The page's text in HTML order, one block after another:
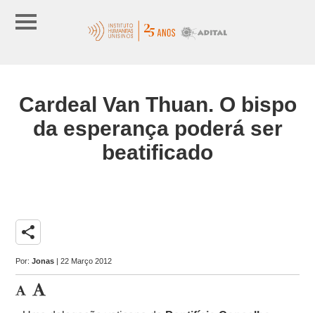
Cardeal Van Thuan. O bispo
da esperança poderá ser
beatificado
share
Por:Jonas | 22 Março 2012